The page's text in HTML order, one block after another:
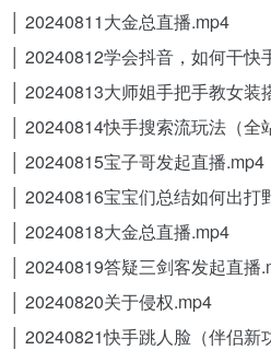
│ 20240811大金总直播.mp4
│ 20240812学会抖音，如何干快
│ 20240813大师姐手把手教女装
│ 20240814快手搜索流玩法（
│ 20240815宝子哥发起直播.mp4
│ 20240816宝宝们总结如何出打
│ 20240818大金总直播.mp4
│ 20240819答疑三剑客发起直播
│ 20240820关于侵权.mp4
│ 20240821快手跳人脸（伴侣新